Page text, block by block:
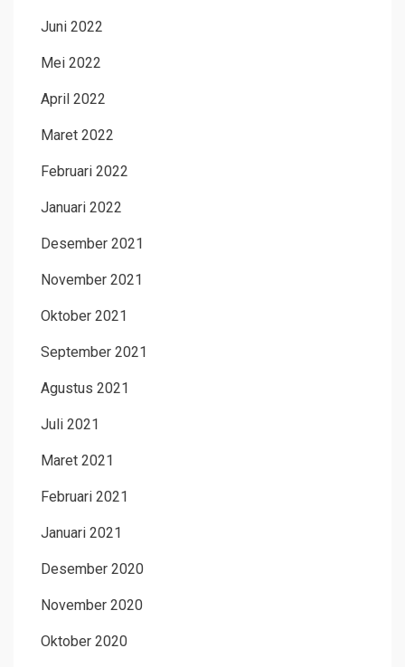
Juni 2022
Mei 2022
April 2022
Maret 2022
Februari 2022
Januari 2022
Desember 2021
November 2021
Oktober 2021
September 2021
Agustus 2021
Juli 2021
Maret 2021
Februari 2021
Januari 2021
Desember 2020
November 2020
Oktober 2020